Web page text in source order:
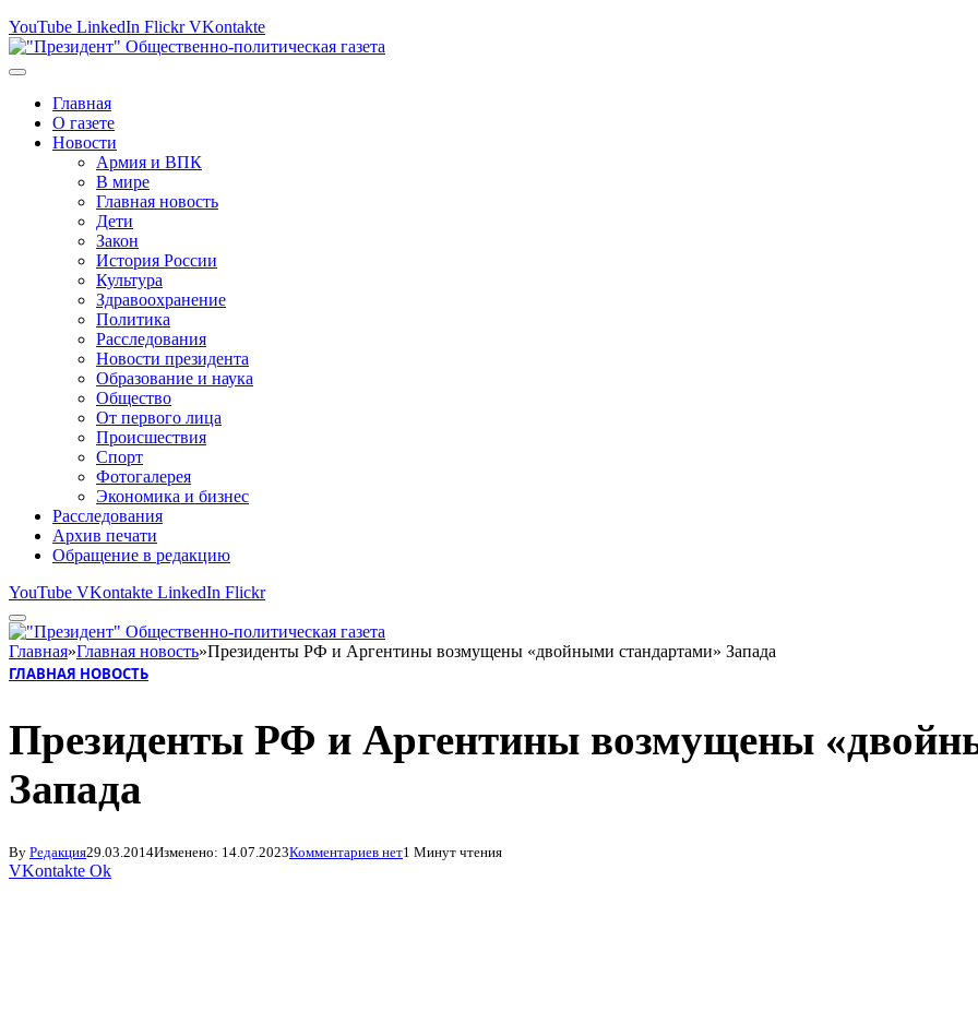
YouTube LinkedIn Flickr VKontakte
Главная
О газете
Новости
Армия и ВПК
В мире
Главная новость
Дети
Закон
История России
Культура
Здравоохранение
Политика
Расследования
Новости президента
Образование и наука
Общество
От первого лица
Происшествия
Спорт
Фотогалерея
Экономика и бизнес
Расследования
Архив печати
Обращение в редакцию
YouTube VKontakte LinkedIn Flickr
Главная»Главная новость»Президенты РФ и Аргентины возмущены «двойными стандартами» Запада
ГЛАВНАЯ НОВОСТЬ
Президенты РФ и Аргентины возмущены
Запада
By Редакция29.03.2014Изменено: 14.07.2023Комментариев нет1 Минут чтения
VKontakte Ok